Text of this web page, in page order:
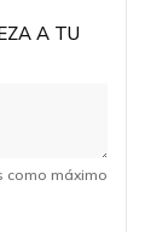
A TU
como máximo